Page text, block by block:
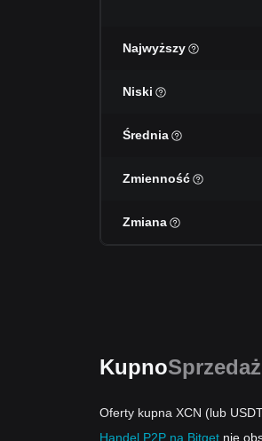
Najwyższy
Niski
Średnia
Zmienność
Zmiana
KupnoSprzedaż
Oferty kupna XCN (lub
Handel P2P na Bitget nie